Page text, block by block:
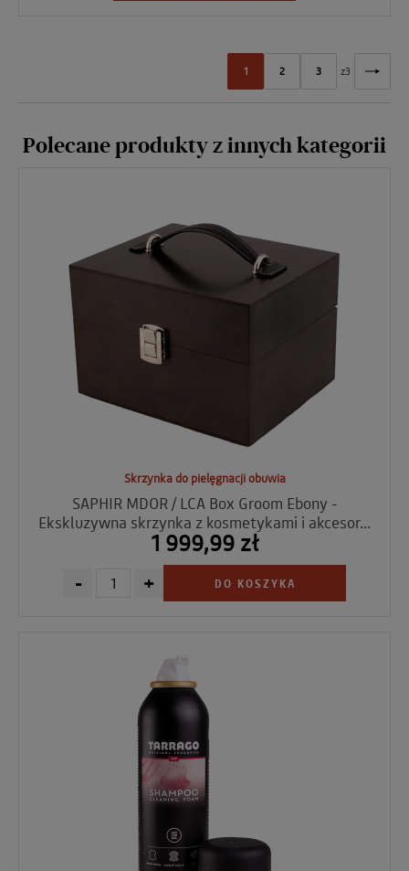
1 2 3 z3
Polecane produkty z innych kategorii
Skrzynka do pielęgnacji obuwia
SAPHIR MDOR / LCA Box Groom Ebony -
Ekskluzywna skrzynka z kosmetykami i akcesor...
1 999,99 zł
- + DO KOSZYKA